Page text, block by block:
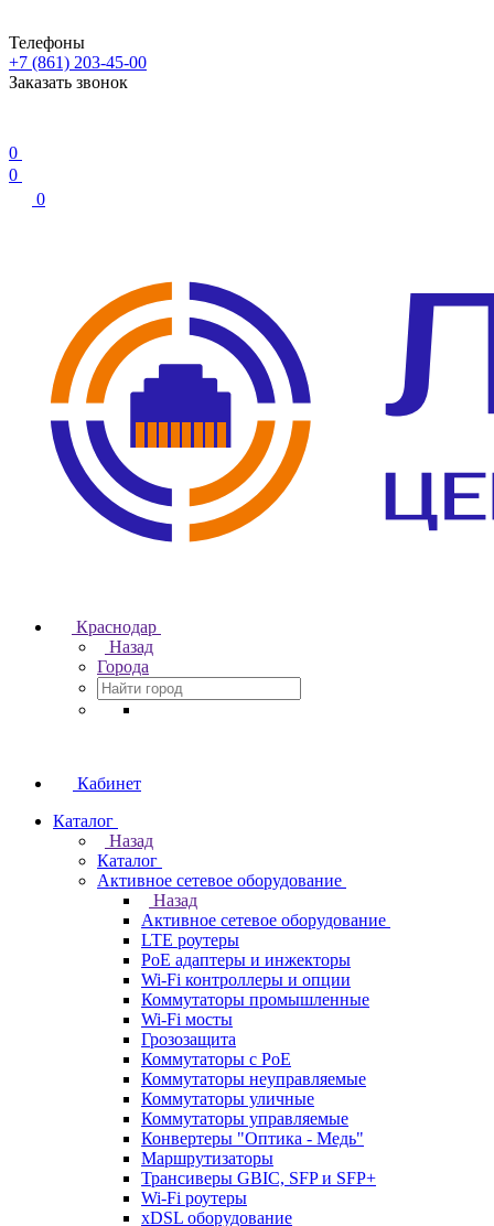
Телефоны
+7 (861) 203-45-00
Заказать звонок
0
0
0
Краснодар
Назад
Города
Кабинет
Каталог
Назад
Каталог
Активное сетевое оборудование
Назад
Активное сетевое оборудование
LTE роутеры
PoE адаптеры и инжекторы
Wi-Fi контроллеры и опции
Коммутаторы промышленные
Wi-Fi мосты
Грозозащита
Коммутаторы c PoE
Коммутаторы неуправляемые
Коммутаторы уличные
Коммутаторы управляемые
Конвертеры "Оптика - Медь"
Маршрутизаторы
Трансиверы GBIC, SFP и SFP+
Wi-Fi роутеры
xDSL оборудование